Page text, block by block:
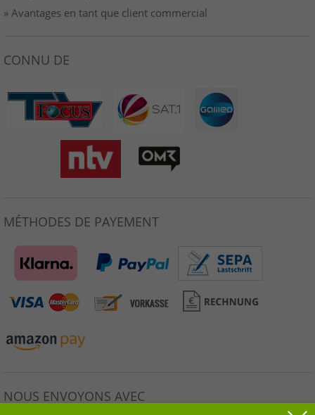
» Avantages en tant que client commercial
CONNU DE
MÉTHODES DE PAYEMENT
NOUS ENVOYONS AVEC